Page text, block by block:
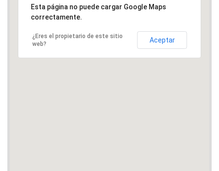
Esta página no puede cargar Google Maps
correctamente.
¿Eres el propietario de este sitio
web?
Aceptar